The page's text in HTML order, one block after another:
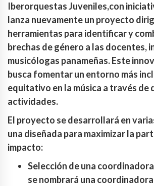
Iberorquestas Juveniles,con
lanza nuevamente un proyecto
herramientas para identificar y
brechas de género a las docentes,
musicólogas panameñas. Este
busca fomentar un entorno más
equitativo en la música a través de
actividades.
El proyecto se desarrollará en
una diseñada para maximizar la
impacto:
Selección de una
se nombrará una